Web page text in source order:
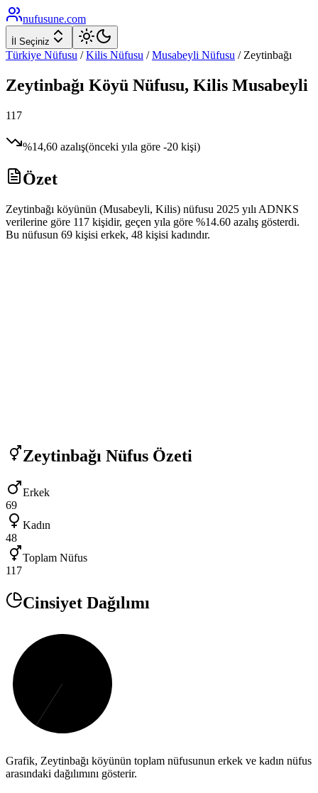
nufusune.com
İl Seçiniz
Türkiye Nüfusu / Kilis Nüfusu / Musabeyli Nüfusu / Zeytinbağı
Zeytinbağı Köyü Nüfusu, Kilis Musabeyli
117
%14,60 azalış(önceki yıla göre -20 kişi)
Özet
Zeytinbağı köyünün (Musabeyli, Kilis) nüfusu 2025 yılı ADNKS
verilerine göre 117 kişidir, geçen yıla göre %14.60 azalış gösterdi.
Bu nüfusun 69 kişisi erkek, 48 kişisi kadındır.
Zeytinbağı Nüfus Özeti
Erkek
69
Kadın
48
Toplam Nüfus
117
Cinsiyet Dağılımı
Grafik, Zeytinbağı köyünün toplam nüfusunun erkek ve kadın nüfus
arasındaki dağılımını gösterir.